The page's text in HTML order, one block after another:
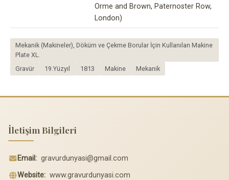
Orme and Brown, Paternoster Row,
London)
Mekanik (Makineler), Döküm ve Çekme Borular İçin Kullanılan Makine
Plate XL.
Gravür
19.Yüzyıl 1813 Makine Mekanik
İletişim Bilgileri
Email: gravurdunyasi@gmail.com
Website: www.gravurdunyasi.com